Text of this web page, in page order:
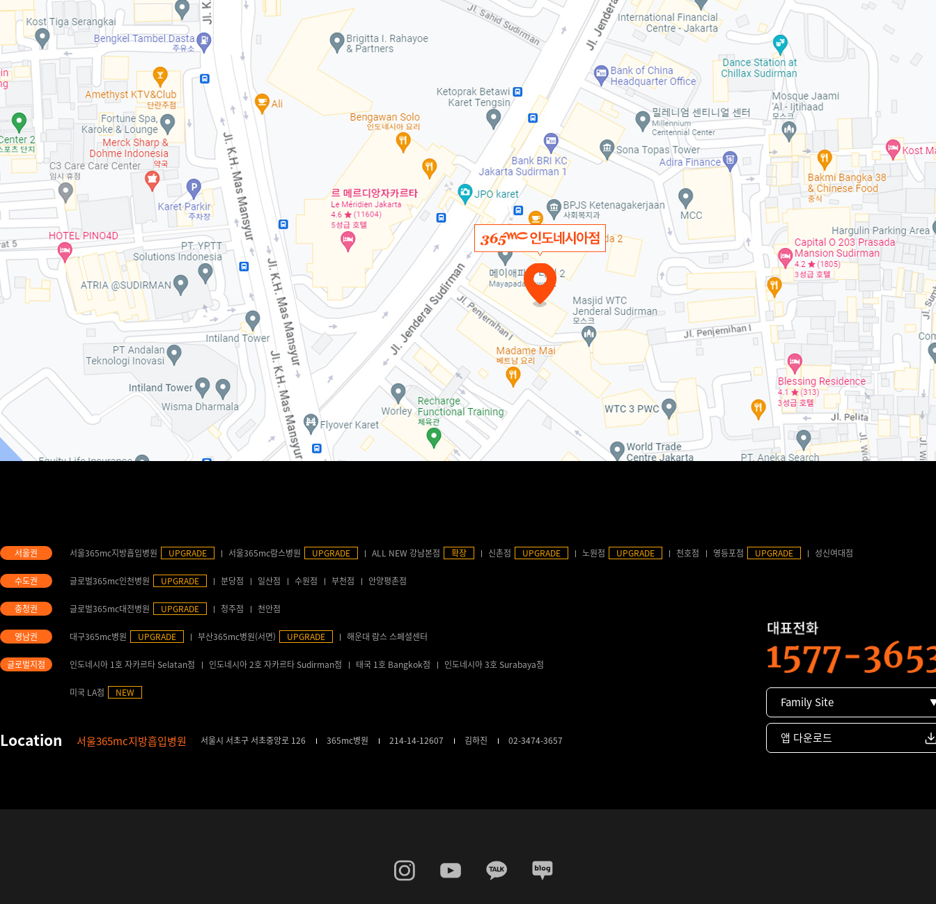
서울365mc지방흡입병원 UPGRADE 서울365mc람스병원 UPGRADE ALL NEW 강남본점 확장 신촌점 UPGRADE 노원점 UPGRADE 천호점 영등포점 UPGRADE 성신여대점
글로벌365mc인천병원 UPGRADE 분당점 일산점 수원점 부천점 안양평촌점
글로벌365mc대전병원 UPGRADE 청주점 천안점
대구365mc병원 UPGRADE 부산365mc병원(서면) UPGRADE 해운대 람스 스페셜센터
인도네시아 1호 자카르타 Selatan점 인도네시아 2호 자카르타 Sudirman점 태국 1호 Bangkok점 인도네시아 3호 Surabaya점
미국 LA점 NEW
서울365mc지방흡입병원 서울시 서초구 서초중앙로 126 365mc병원 214-14-12607 김하진 02-3474-3657
Family Site
앱 다운로드